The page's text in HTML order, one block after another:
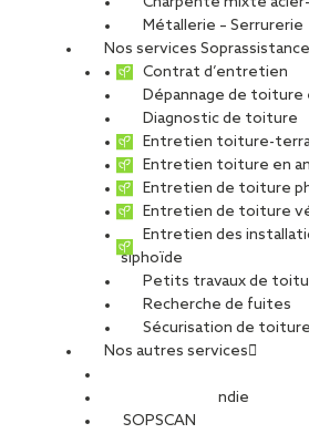
Métallerie – Serrurerie
Nos services Soprassistance
Contrat d’entretien
Dépannage de toiture
Diagnostic de toiture
Entretien toiture-
Entretien toiture en
Entretien de toiture
Entretien de toiture
Entretien des
siphoïde
Petits travaux de
Recherche de fuites
Sécurisation de toiture
Nos autres services
Sécurité Incendie
SOPSCAN